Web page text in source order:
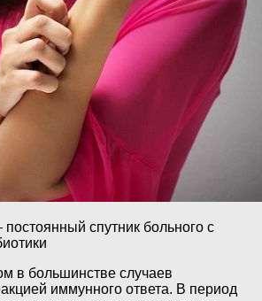
спутник больного с
в большинстве случаев
иммунного ответа. В период